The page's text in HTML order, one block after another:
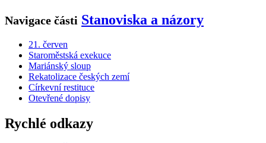
Navigace části Stanoviska a názory
21. červen
Staroměstská exekuce
Mariánský sloup
Rekatolizace českých zemí
Církevní restituce
Otevřené dopisy
Rychlé odkazy